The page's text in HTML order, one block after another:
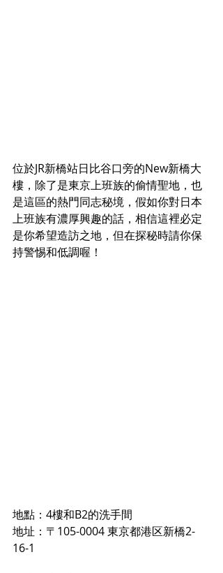
位於JR新橋站日比谷口旁的New新橋大
樓，除了是東京上班族的偷情聖地，也
是這區的熱門同志秘境，假如你對日本
上班族有濃厚興趣的話，相信這裡必定
是你希望造訪之地，但在探秘時請你保
持警惕和低調喔！
地點：4樓和B2的洗手間
地址： 〒 105-0004 東京都港区新橋2-
16-1